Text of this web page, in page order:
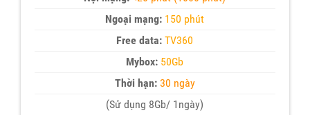
Ngoại mạng: 150 phút
Free data: TV360
Mybox: 50Gb
Thời hạn:30 ngày
(Sử dụng 8Gb/ 1ngày)